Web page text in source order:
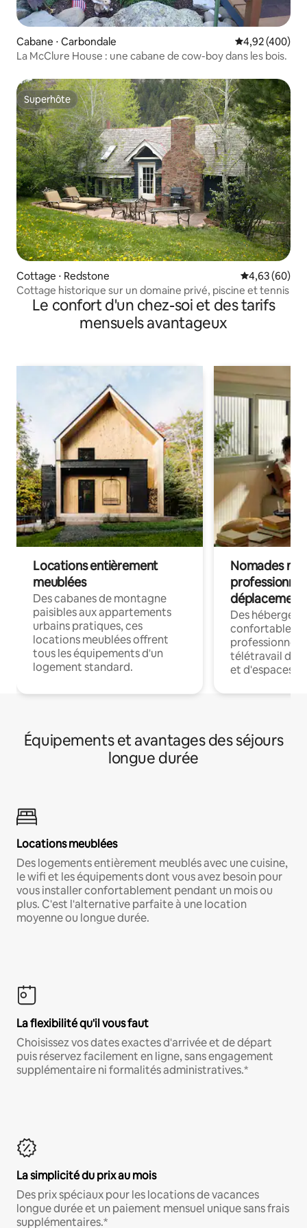
Cabane ⋅ Carbondale Évaluation
4,92 (400)
La McClure House : une cabane de cow-boy dans les bois.
Superhôte
Superhôte
Cottage ⋅ Redstone Évaluation
4,63 (60)
Cottage historique sur un domaine privé, piscine et tennis
Le confort d'un chez-soi et des tarifs
mensuels avantageux
Locations entièrement
meublées
Des cabanes de montagne
paisibles aux appartements
urbains pratiques, ces
locations meublées offrent
tous les équipements d'un
logement standard.
Nomades
déplacement
Des
confortables
professionnels
télétravail
et d'espaces
Équipements et avantages des séjours
longue durée
Locations meublées
Des logements entièrement meublés avec une cuisine,
le wifi et les équipements dont vous avez besoin pour
vous installer confortablement pendant un mois ou
plus. C'est l'alternative parfaite à une location
moyenne ou longue durée.
La flexibilité qu'il vous faut
Choisissez vos dates exactes d'arrivée et de départ
puis réservez facilement en ligne, sans engagement
supplémentaire ni formalités administratives.*
La simplicité du prix au mois
Des prix spéciaux pour les locations de vacances
longue durée et un paiement mensuel unique sans frais
supplémentaires.*